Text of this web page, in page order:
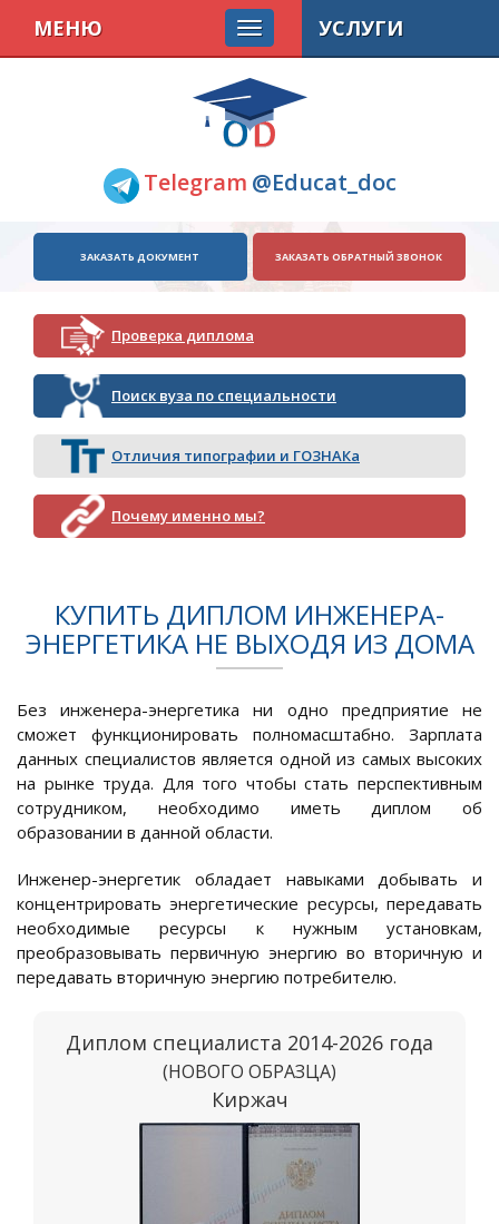
Telegram @Educat_doc
МЕНЮ
ЗАКАЗАТЬ ДОКУМЕНТ ЗАКАЗАТЬ ОБРАТНЫЙ ЗВОНОК
Проверка диплома
Поиск вуза по специальности
Отличия типографии и ГОЗНАКа
Почему именно мы?
УСЛУГИ
КУПИТЬ ДИПЛОМ ИНЖЕНЕРА-
ЭНЕРГЕТИКА НЕ ВЫХОДЯ ИЗ ДОМА
Без инженера-энергетика ни одно предприятие не
сможет функционировать полномасштабно. Зарплата
данных специалистов является одной из самых высоких
на рынке труда. Для того чтобы стать перспективным
сотрудником, необходимо иметь диплом об
образовании в данной области.
Инженер-энергетик обладает навыками добывать и
концентрировать энергетические ресурсы, передавать
необходимые ресурсы к нужным установкам,
преобразовывать первичную энергию во вторичную и
передавать вторичную энергию потребителю.
Диплом специалиста 2014-2026 года
(НОВОГО ОБРАЗЦА)
Киржач